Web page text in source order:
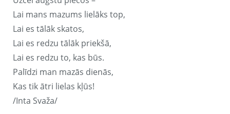
Lai mans mazums lielāks top,
Lai es tālāk skatos,
Lai es redzu tālāk priekšā,
Lai es redzu to, kas būs.
Palīdzi man mazās dienās,
Kas tik ātri lielas kļūs!
/Inta Svaža/